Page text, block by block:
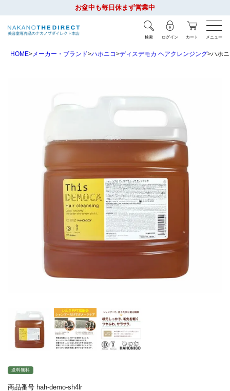
お盆中も毎日休まず営業中
検索 ログイン カート メニュー
HOME メーカー・ブランド ハホニコ ディスデモカ ヘアクレンジング ハホ
送料無料
商品番号 hah-demo-sh4lr